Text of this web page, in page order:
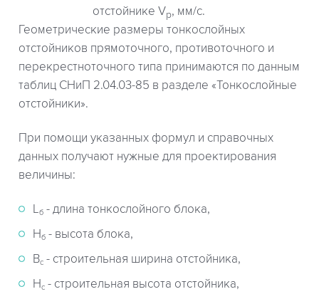
отстойнике Vр, мм/с.
Геометрические размеры тонкослойных
отстойников прямоточного, противоточного и
перекрестноточного типа принимаются по данным
таблиц СНиП 2.04.03-85 в разделе «Тонкослойные
отстойники».
При помощи указанных формул и справочных
данных получают нужные для проектирования
величины:
Lб - длина тонкослойного блока,
Нб - высота блока,
Bc - строительная ширина отстойника,
Нс - строительная высота отстойника,